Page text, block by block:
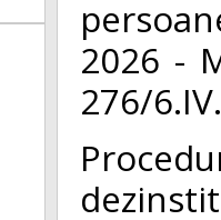
2026 -
276/